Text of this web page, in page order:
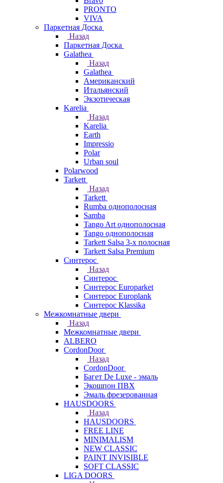
PRONTO
VIVA
Паркетная Доска
Назад
Паркетная Доска
Galathea
Назад
Galathea
Американский
Итальянский
Экзотическая
Karelia
Назад
Karelia
Earth
Impressio
Polar
Urban soul
Polarwood
Tarkett
Назад
Tarkett
Rumba однополосная
Samba
Tango Art однополосная
Tango однополосная
Tarkett Salsa 3-х полосная
Tarkett Salsa Premium
Синтерос
Назад
Синтерос
Синтерос Europarket
Синтерос Europlank
Синтерос Klassika
Межкомнатные двери
Назад
Межкомнатные двери
ALBERO
CordonDoor
Назад
CordonDoor
Багет De Luxe - эмаль
Экошпон ПВХ
Эмаль фрезерованная
HAUSDOORS
Назад
HAUSDOORS
FREE LINE
MINIMALISM
NEW CLASSIC
PAINT INVISIBLE
SOFT CLASSIC
LIGA DOORS